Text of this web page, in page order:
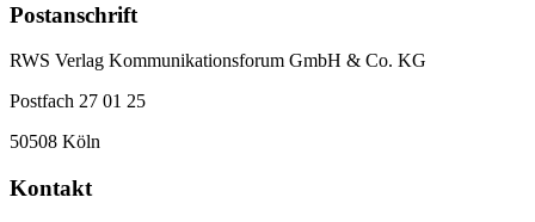
Postanschrift
RWS Verlag Kommunikationsforum GmbH & Co. KG
Postfach 27 01 25
50508 Köln
Kontakt